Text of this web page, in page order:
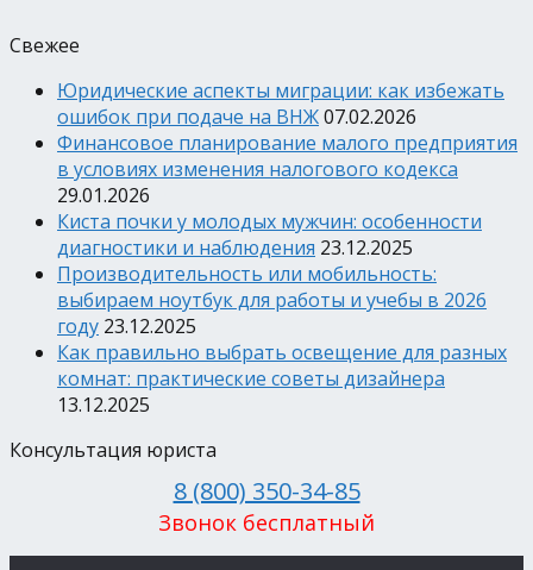
Свежее
Юридические аспекты миграции: как избежать
ошибок при подаче на ВНЖ07.02.2026
Финансовое планирование малого предприятия
в условиях изменения налогового кодекса
29.01.2026
Киста почки у молодых мужчин: особенности
диагностики и наблюдения 23.12.2025
Производительность или мобильность:
выбираем ноутбук для работы и учебы в 2026
году 23.12.2025
Как правильно выбрать освещение для разных
комнат: практические советы дизайнера
13.12.2025
Консультация юриста
8 (800) 350-34-85
Звонок бесплатный